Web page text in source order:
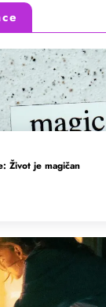
Život je magičan